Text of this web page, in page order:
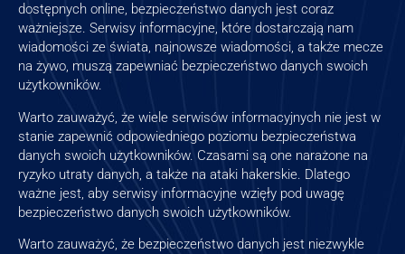
dostępnych online, bezpieczeństwo danych jest coraz
ważniejsze. Serwisy informacyjne, które dostarczają nam
wiadomości ze świata, najnowsze wiadomości, a także mecze
na żywo, muszą zapewniać bezpieczeństwo danych swoich
użytkowników.
Warto zauważyć, że wiele serwisów informacyjnych nie jest w
stanie zapewnić odpowiedniego poziomu bezpieczeństwa
danych swoich użytkowników. Czasami są one narażone na
ryzyko utraty danych, a także na ataki hakerskie. Dlatego
ważne jest, aby serwisy informacyjne wzięły pod uwagę
bezpieczeństwo danych swoich użytkowników.
Warto zauważyć, że bezpieczeństwo danych jest niezwykle